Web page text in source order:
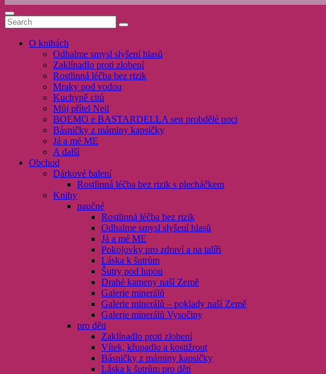
O knihách
Odhalme smysl slyšení hlasů
Zaklínadlo proti zlobení
Rostlinná léčba bez rizik
Mraky pod vodou
Kuchyně citů
Můj přítel Neil
BOEMO e BASTARDELLA sen probdělé noci
Básničky z máminy kapsičky
Já a mé ME
A další
Obchod
Dárkové balení
Rostlinná léčba bez rizik s plecháčkem
Knihy
naučné
Rostlinná léčba bez rizik
Odhalme smysl slyšení hlasů
Já a mé ME
Pokojovky pro zdraví a na talíři
Láska k šutrům
Šutry pod lupou
Drahé kameny naší Země
Galerie minerálů
Galerie minerálů – poklady naší Země
Galerie minerálů Vysočiny
pro děti
Zaklínadlo proti zlobení
Vítek, křupadlo a kostižrout
Básničky z máminy kapsičky
Láska k šutrům pro děti